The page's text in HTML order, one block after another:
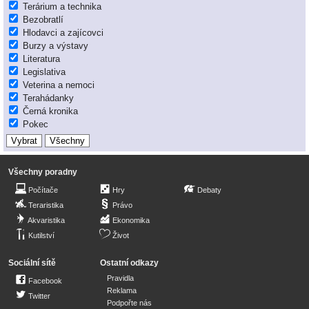
Terárium a technika
Bezobratlí
Hlodavci a zajícovci
Burzy a výstavy
Literatura
Legislativa
Veterina a nemoci
Terahádanky
Černá kronika
Pokec
Všechny poradny
Počítače
Teraristika
Akvaristika
Kutilství
Hry
Právo
Ekonomika
Život
Debaty
Sociální sítě
Facebook
Twitter
Ostatní odkazy
Pravidla
Reklama
Podpořte nás